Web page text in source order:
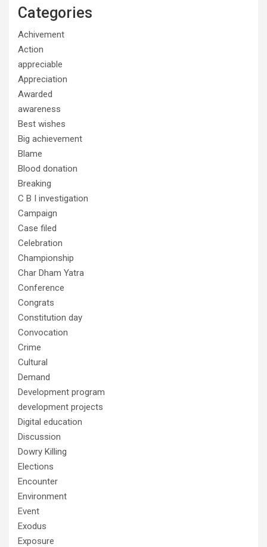
Categories
Achivement
Action
appreciable
Appreciation
Awarded
awareness
Best wishes
Big achievement
Blame
Blood donation
Breaking
C B I investigation
Campaign
Case filed
Celebration
Championship
Char Dham Yatra
Conference
Congrats
Constitution day
Convocation
Crime
Cultural
Demand
Development program
development projects
Digital education
Discussion
Dowry Killing
Elections
Encounter
Environment
Event
Exodus
Exposure